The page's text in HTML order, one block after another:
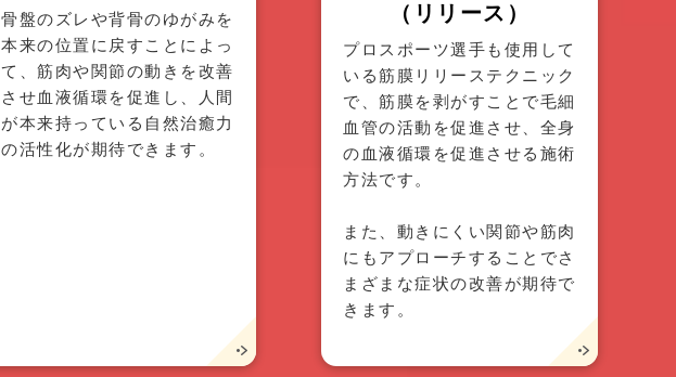
骨盤のズレや背骨のゆがみを
本来の位置に戻すことによっ
て、筋肉や関節の動きを改善
させ血液循環を促進し、人間
が本来持っている自然治癒力
の活性化が期待できます。
（リリース）
プロスポーツ選手も使用して
いる筋膜リリーステクニック
で、筋膜を剥がすことで毛細
血管の活動を促進させ、全身
の血液循環を促進させる施術
方法です。
また、動きにくい関節や筋肉
にもアプローチすることでさ
まざまな症状の改善が期待で
きます。